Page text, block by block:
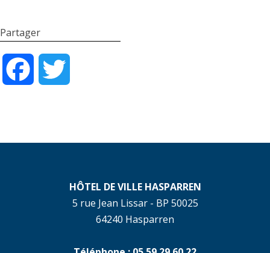
Partager
Facebook
HÔTEL DE VILLE HASPARREN
5 rue Jean Lissar - BP 50025
64240 Hasparren